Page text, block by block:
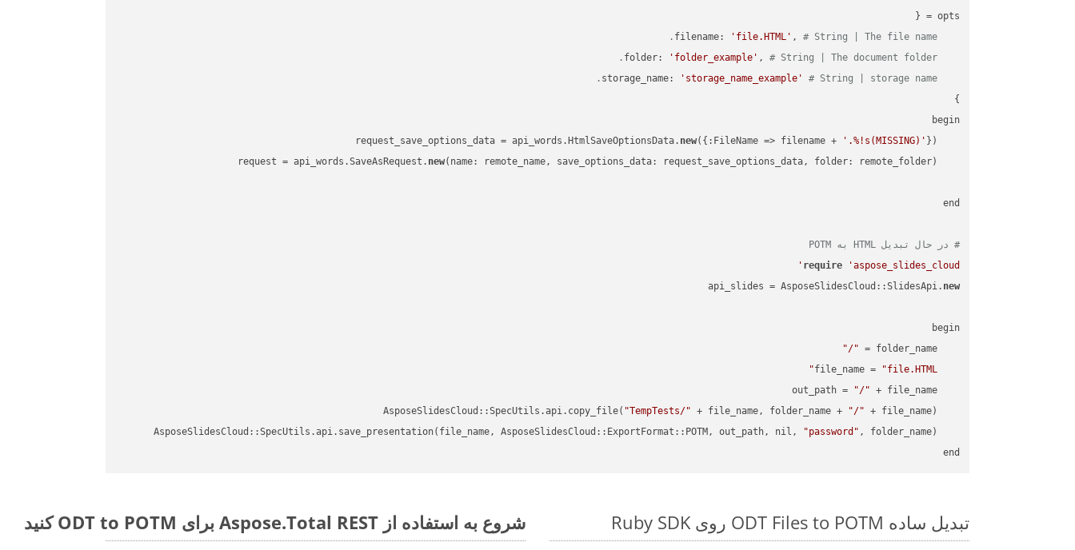
    filename:
'file.HTML' , # String | The file name.
    folder:
'folder_example' , # String | The document folder.
    storage_name:
'storage_name_example'
# String | storage name.
new({:FileName => filename + '.%!s(MISSING)'
new
# در حال تبدیل HTML به POTM
require
'aspose_slides_cloud'
api_slides = AsposeSlidesCloud::SlidesApi. new
    folder_name =
"/"
    file_name =
"file.HTML"
    out_path =
"/"
"TempTests/" + file_name, folder_name + "/"
"password"
end
تبدیل ساده ODT Files to POTM روی Ruby SDK شروع به استفاده از Aspose.Total REST برای ODT to POTM کنید